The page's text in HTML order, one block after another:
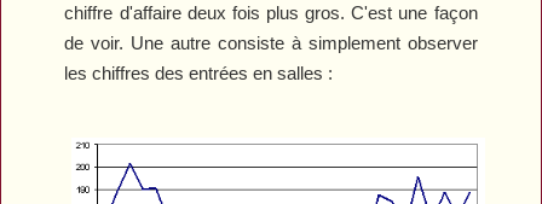
chiffre d'affaire deux fois plus gros. C'est une façon
de voir. Une autre consiste à simplement observer
les chiffres des entrées en salles :